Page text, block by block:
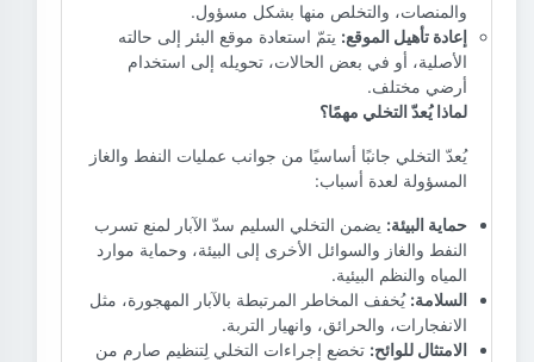
والمنصات، والتخلص منها بشكل مسؤول.
إعادة تأهيل الموقع: يتمّ استعادة موقع البئر إلى حالته
الأصلية، أو في بعض الحالات، تحويله إلى استخدام
أرضي مختلف.
لماذا يُعدّ التخلي مهمًا؟
يُعدّ التخلي جانبًا أساسيًا من جوانب عمليات النفط والغاز
المسؤولة لعدة أسباب:
حماية البيئة: يضمن التخلي السليم سدّ الآبار لمنع تسرب
النفط والغاز والسوائل الأخرى إلى البيئة، وحماية موارد
المياه والنظم البيئية.
السلامة: يُخفف المخاطر المرتبطة بالآبار المهجورة، مثل
الانفجارات، والحرائق، وانهيار التربة.
الامتثال للوائح: تخضع إجراءات التخلي لِتنظيم صارم من